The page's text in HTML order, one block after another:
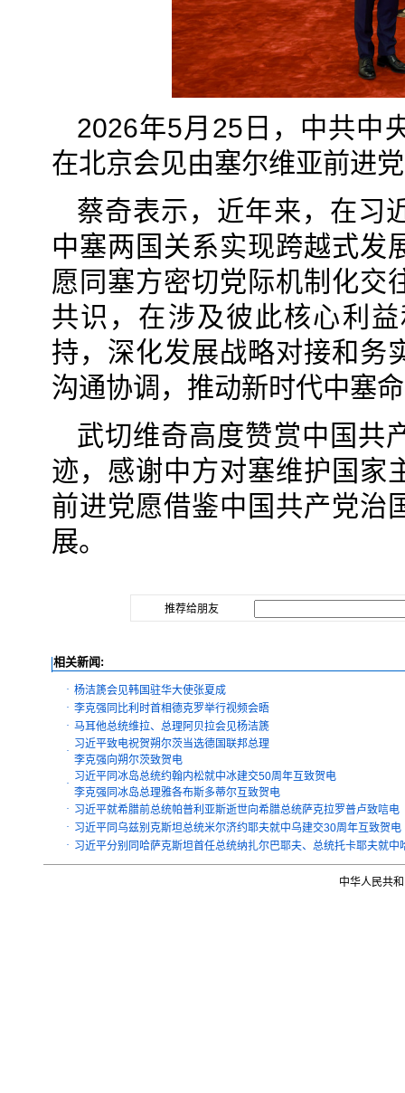
2026年5月25日，中共中
在北京会见由塞尔维亚前进
蔡奇表示，近年来，在习
中塞两国关系实现跨越式发
愿同塞方密切党际机制化交
共识，在涉及彼此核心利
持，深化发展战略对接和务
沟通协调，推动新时代中塞
武切维奇高度赞赏中国共
迹，感谢中方对塞维护国家
前进党愿借鉴中国共产党治
展。
推荐给朋友
相关新闻:
· 杨洁篪会见韩国驻华大使张夏成
· 李克强同比利时首相德克罗举行视频会晤
· 马耳他总统维拉、总理阿贝拉会见杨洁篪
·
习近平致电祝贺朔尔茨当选德国联邦总理
李克强向朔尔茨致贺电
·
习近平同冰岛总统约翰内松就中冰建交50周年互致贺电
李克强同冰岛总理雅各布斯多蒂尔互致贺电
· 习近平就希腊前总统帕普利亚斯逝世向希腊总统萨克拉罗普卢致唁电
· 习近平同乌兹别克斯坦总统米尔济约耶夫就中乌建交30周年互致贺电
· 习近平分别同哈萨克斯坦首任总统纳扎尔巴耶夫、总统托卡耶夫就中
中华人民共